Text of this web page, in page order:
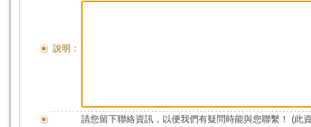
說明：
請您留下聯絡資訊，以便我們有疑問時能與您聯繫！ (此